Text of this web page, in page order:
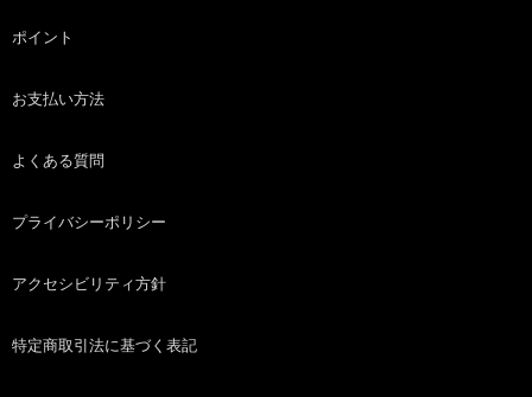
ポイント
お支払い方法
よくある質問
プライバシーポリシー
アクセシビリティ方針
特定商取引法に基づく表記